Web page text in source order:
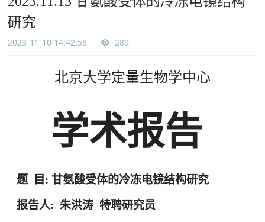
研究
2023-11-10 14:42:58 289
北京大学定量生物学中心
学术报告
题 目 : 甘氨酸受体的冷冻电镜结构研究
报告人: 朱洪涛 特聘研究员